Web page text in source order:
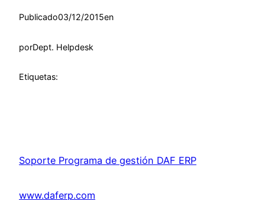
Publicado03/12/2015en
porDept. Helpdesk
Etiquetas:
Soporte Programa de gestión DAF ERP
www.daferp.com